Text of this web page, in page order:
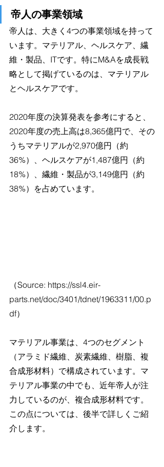
帝人の事業領域
帝人は、大きく4つの事業領域を持って
います。マテリアル、ヘルスケア、繊
維・製品、ITです。特にM&Aを成長戦
略として掲げているのは、マテリアル
とヘルスケアです。
2020年度の決算発表を参考にすると、
2020年度の売上高は8,365億円で、その
うちマテリアルが2,970億円（約
36%）、ヘルスケアが1,487億円（約
18%）、繊維・製品が3,149億円（約
38%）を占めています。
（Source: https://ssl4.eir-
parts.net/doc/3401/tdnet/1963311/00.p
df）
マテリアル事業は、4つのセグメント
（アラミド繊維、炭素繊維、樹脂、複
合成形材料）で構成されています。マ
テリアル事業の中でも、近年帝人が注
力しているのが、複合成形材料です。
この点については、後半で詳しくご紹
介します。